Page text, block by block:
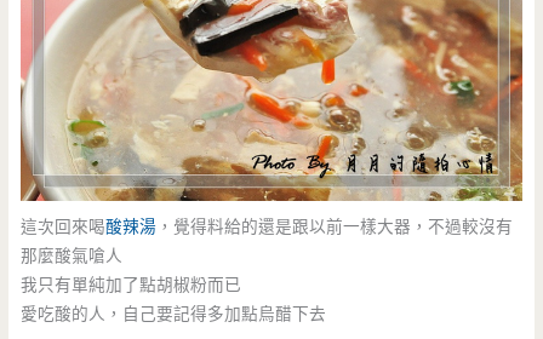
這次回來喝酸辣湯 ，覺得料給的還是跟以前一樣大器，不過較沒有
那麼酸氣嗆人
我只有單純加了點胡椒粉而已
愛吃酸的人，自己要記得多加點烏醋下去